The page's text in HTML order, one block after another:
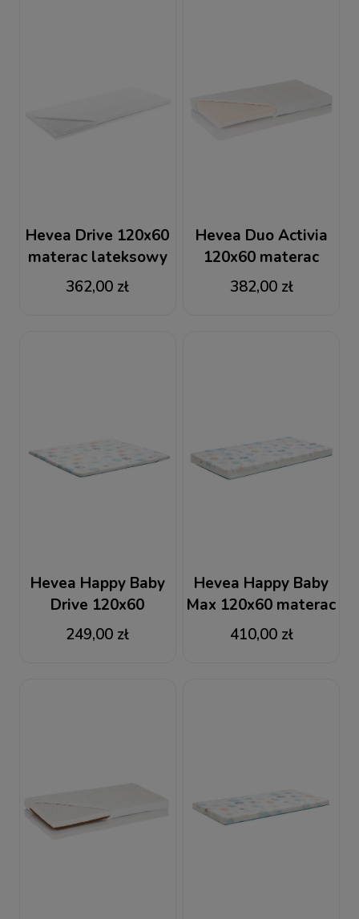
Hevea Drive 120x60
materac lateksowy
turystyczny + RABAT
362,00 zł
Hevea Duo Activia
120x60 materac
piankowy
wysokoelastyczny
382,00 zł
Hevea Happy Baby
Drive 120x60
materac lateksowy
turystyczny
249,00 zł
Hevea Happy Baby
Max 120x60 materac
piankowo-lateksowy
410,00 zł